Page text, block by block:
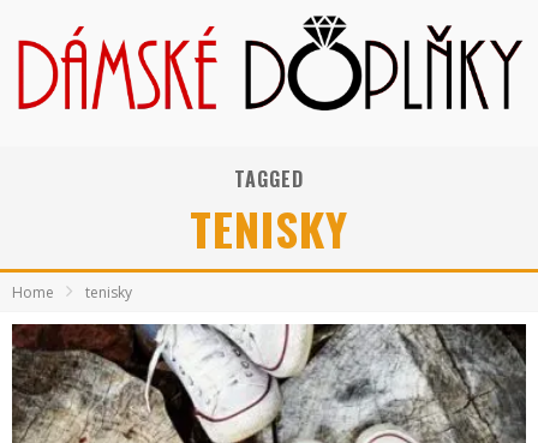
TAGGED
TENISKY
Home tenisky